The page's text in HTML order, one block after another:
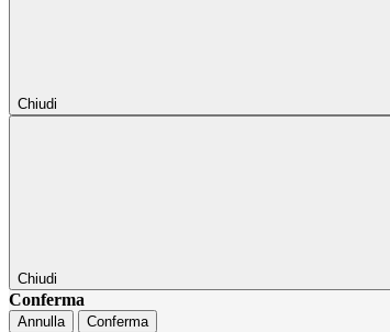
Chiudi
Chiudi
Conferma
Annulla Conferma